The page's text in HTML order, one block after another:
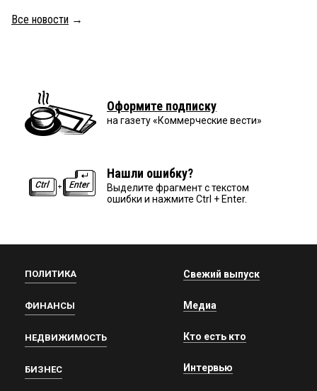
Все новости →
Оформите подписку
на газету «Коммерческие вести»
Нашли ошибку?
Выделите фрагмент с текстом
ошибки и нажмите Ctrl + Enter.
ПОЛИТИКА
ФИНАНСЫ
НЕДВИЖИМОСТЬ
БИЗНЕС
Свежий выпуск
Медиа
Кто есть кто
Интервью